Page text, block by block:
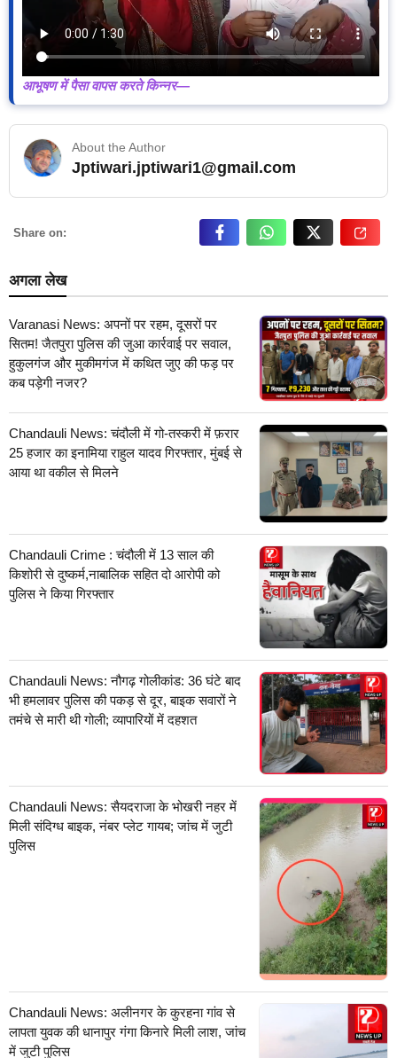
आभूषण में पैसा वापस करते किन्नर—
About the Author
Jptiwari.jptiwari1@gmail.com… Read More
Share on:
अगला लेख
Varanasi News: अपनों पर रहम, दूसरों पर
सितम! जैतपुरा पुलिस की जुआ कार्रवाई पर सवाल,
हुकुलगंज और मुकीमगंज में कथित जुए की फड़ पर
कब पड़ेगी नजर?
Chandauli News: चंदौली में गो-तस्करी में फ़रार
25 हजार का इनामिया राहुल यादव गिरफ्तार, मुंबई से
आया था वकील से मिलने
Chandauli Crime : चंदौली में 13 साल की
किशोरी से दुष्कर्म,नाबालिक सहित दो आरोपी को
पुलिस ने किया गिरफ्तार
Chandauli News: नौगढ़ गोलीकांड: 36 घंटे बाद
भी हमलावर पुलिस की पकड़ से दूर, बाइक सवारों ने
तमंचे से मारी थी गोली; व्यापारियों में दहशत
Chandauli News: सैयदराजा के भोखरी नहर में
मिली संदिग्ध बाइक, नंबर प्लेट गायब; जांच में जुटी
पुलिस
Chandauli News: अलीनगर के कुरहना गांव से
लापता युवक की धानापुर गंगा किनारे मिली लाश, जांच
में जुटी पुलिस